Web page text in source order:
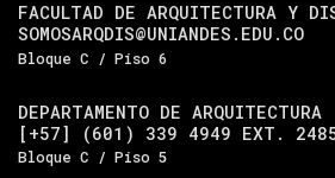
FACULTAD DE ARQUITECTURA Y
SOMOSARQDIS@UNIANDES.EDU.CO
Bloque C / Piso 6
DEPARTAMENTO DE ARQUITECTURA
[+57] (601) 339 4949 EXT.
Bloque C / Piso 5